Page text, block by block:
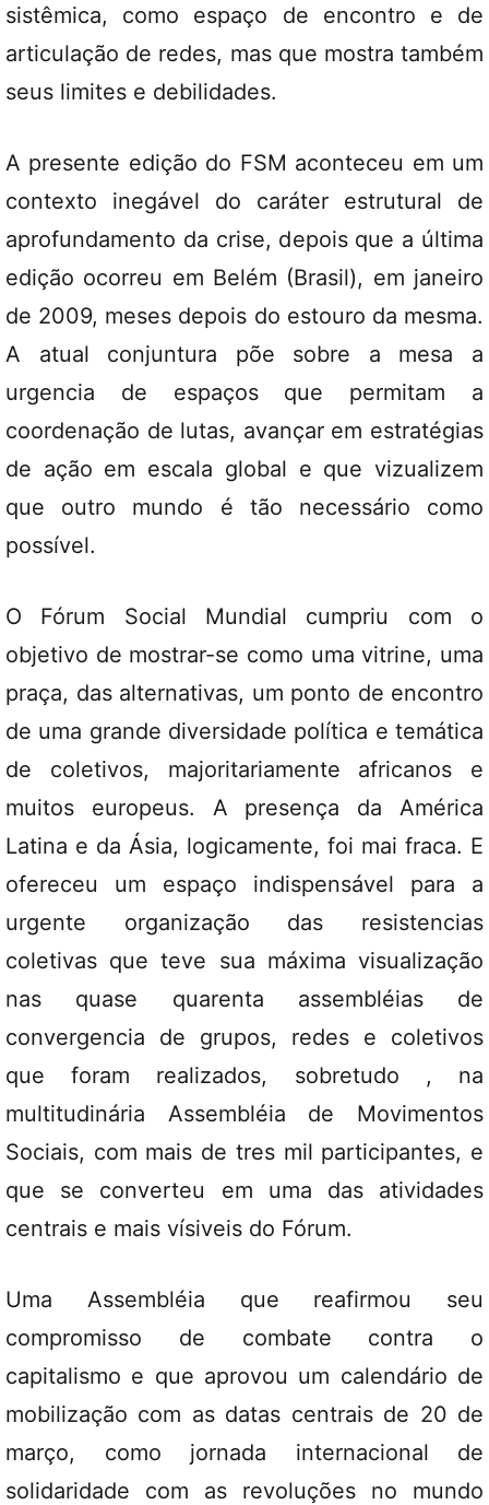
sistêmica, como espaço de encontro e de
articulação de redes, mas que mostra também
seus limites e debilidades.
A presente edição do FSM aconteceu em um
contexto inegável do caráter estrutural de
aprofundamento da crise, depois que a última
edição ocorreu em Belém (Brasil), em janeiro
de 2009, meses depois do estouro da mesma.
A atual conjuntura põe sobre a mesa a
urgencia de espaços que permitam a
coordenação de lutas, avançar em estratégias
de ação em escala global e que vizualizem
que outro mundo é tão necessário como
possível.
O Fórum Social Mundial cumpriu com o
objetivo de mostrar-se como uma vitrine, uma
praça, das alternativas, um ponto de encontro
de uma grande diversidade política e temática
de coletivos, majoritariamente africanos e
muitos europeus. A presença da América
Latina e da Ásia, logicamente, foi mai fraca. E
ofereceu um espaço indispensável para a
urgente organização das resistencias
coletivas que teve sua máxima visualização
nas quase quarenta assembléias de
convergencia de grupos, redes e coletivos
que foram realizados, sobretudo , na
multitudinária Assembléia de Movimentos
Sociais, com mais de tres mil participantes, e
que se converteu em uma das atividades
centrais e mais vísiveis do Fórum.
Uma Assembléia que reafirmou seu
compromisso de combate contra o
capitalismo e que aprovou um calendário de
mobilização com as datas centrais de 20 de
março, como jornada internacional de
solidaridade com as revoluções no mundo